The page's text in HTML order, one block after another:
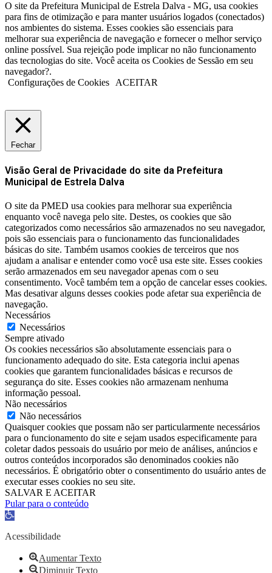
O site da Prefeitura Municipal de Estrela Dalva - MG, usa cookies
para fins de otimização e para manter usuários logados (conectados)
nos ambientes do sistema. Esses cookies são essenciais para
melhorar sua experiência de navegação e fornecer o melhor serviço
online possível. Sua rejeição pode implicar no não funcionamento
das tecnologias do site. Você aceita os Cookies de Sessão em seu
navegador?.
Configurações de Cookies
ACEITAR
Fechar
Visão Geral de Privacidade do site da Prefeitura
Municipal de Estrela Dalva
O site da PMED usa cookies para melhorar sua experiência
enquanto você navega pelo site. Destes, os cookies que são
categorizados como necessários são armazenados no seu navegador,
pois são essenciais para o funcionamento das funcionalidades
básicas do site. Também usamos cookies de terceiros que nos
ajudam a analisar e entender como você usa este site. Esses cookies
serão armazenados em seu navegador apenas com o seu
consentimento. Você também tem a opção de cancelar esses cookies.
Mas desativar alguns desses cookies pode afetar sua experiência de
navegação.
Necessários
Necessários
Sempre ativado
Os cookies necessários são absolutamente essenciais para o
funcionamento adequado do site. Esta categoria inclui apenas
cookies que garantem funcionalidades básicas e recursos de
segurança do site. Esses cookies não armazenam nenhuma
informação pessoal.
Não necessários
Não necessários
Quaisquer cookies que possam não ser particularmente necessários
para o funcionamento do site e sejam usados ​​especificamente para
coletar dados pessoais do usuário por meio de análises, anúncios e
outros conteúdos incorporados são denominados cookies não
necessários. É obrigatório obter o consentimento do usuário antes de
executar esses cookies no seu site.
SALVAR E ACEITAR
Pular para o conteúdo
Barra
Ferramentas
Acessibilidade
Aumentar Texto
Diminuir Texto